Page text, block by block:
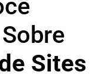
Sites